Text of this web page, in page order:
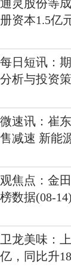
通灵股份等
册资本1.5亿
每日短讯：
分析与投资
微速讯：崔
售减速 新能
观焦点：金
榜数据(08-14)
卫龙美味：
亿，同比升